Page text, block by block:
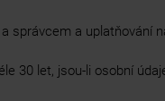
a
30 let, jsou-li osobní